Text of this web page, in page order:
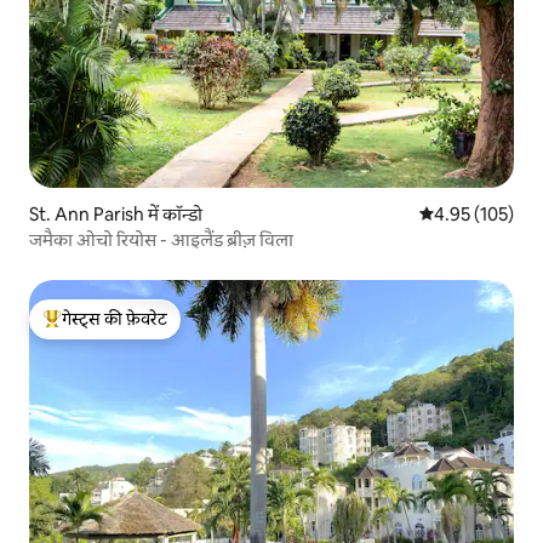
St. Ann Parish में कॉन्डो औसत रेटिंग 5 में से
4.95 (105)
जमैका ओचो रियोस - आइलैंड ब्रीज़ विला
गेस्ट्स का टॉप फ़ेवरेट
गेस्ट्स की फ़ेवरेट